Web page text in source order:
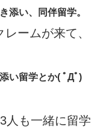
添い、同伴留学。
ームが来て、
い留学とか( ﾟДﾟ)
人も一緒に留学